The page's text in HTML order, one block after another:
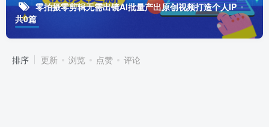
零拍摄零剪辑无需出镜AI批量产出原创视频打造个人IP
共0篇
排序 更新 浏览 点赞 评论